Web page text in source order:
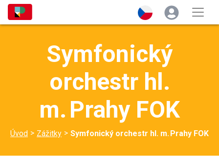
Symfonický
orchestr hl.
m. Prahy FOK
Úvod > Zážitky > Symfonický orchestr hl. m. Prahy FOK